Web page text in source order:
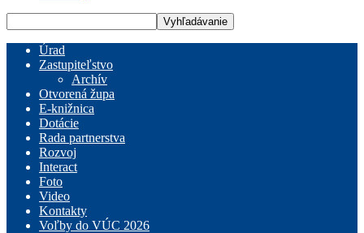
Úrad
Zastupiteľstvo
Archív
Otvorená župa
E-knižnica
Dotácie
Rada partnerstva
Rozvoj
Interact
Foto
Video
Kontakty
Voľby do VÚC 2026